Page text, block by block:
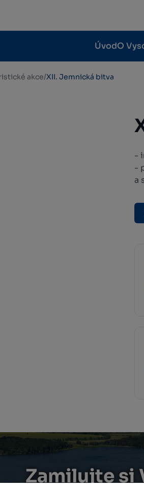
ÚvodO
akce/XII. Jemnická bitva
-
-
a
Zamilujte si